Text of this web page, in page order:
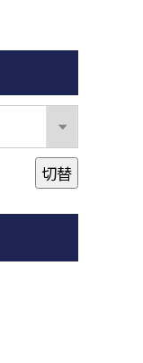
切替